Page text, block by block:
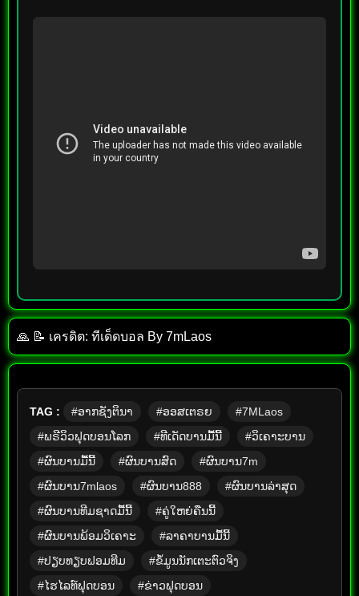
🙏 📝 เครดิต: ทีเด็ด​บอล​ By​ 7mLaos
TAG : #ອາກຊັງຕິນາ #ອອສເຕຣຍ
#7MLaos
#ພຣີວິວຟຸດບອນໂລກ
#ທີເດັດບານມື້ນີ້
#ວິເຄາະບານ
#ຜົນບານມື້ນີ້
#ຜົນບານສົດ
#ຜົນບານ7m
#ຜົນບານ7mlaos
#ຜົນບານ888
#ຜົນບານລ່າສຸດ
#ຜົນບານທີມຊາດມື້ນີ້
#ຄູ່ໃຫຍ່ຄືນນີ້
#ຜົນບານພ້ອມວິເຄາະ
#ລາຄາບານມື້ນີ້
#ປຽບທຽບຟອມທີມ
#ຂໍ້ມູນນັກເຕະຕົວຈິງ
#ໄຮໄລທ໌ຟຸດບອນ
#ຂ່າວຟຸດບອນ